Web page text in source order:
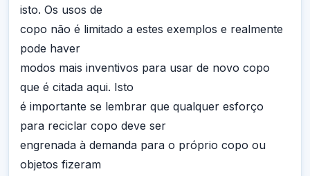
isto. Os usos de
copo não é limitado a estes exemplos e realmente
pode haver
modos mais inventivos para usar de novo copo
que é citada aqui. Isto
é importante se lembrar que qualquer esforço
para reciclar copo deve ser
engrenada à demanda para o próprio copo ou
objetos fizeram